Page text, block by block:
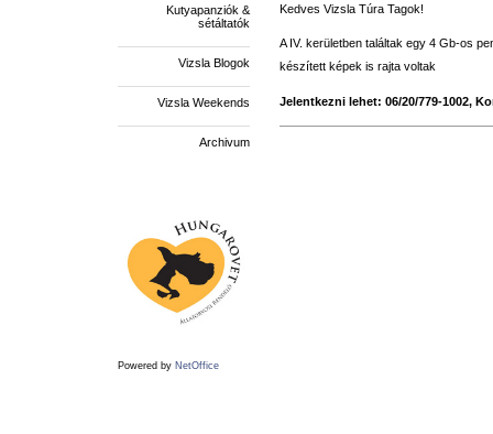
Kutyapanziók &
sétáltatók
Vizsla Blogok
Vizsla Weekends
Archivum
Powered by NetOffice
Kedves Vizsla Túra Tagok!
A IV. kerületben találtak egy 4 Gb-os
készített képek is rajta voltak
Jelentkezni lehet: 06/20/779-1002,